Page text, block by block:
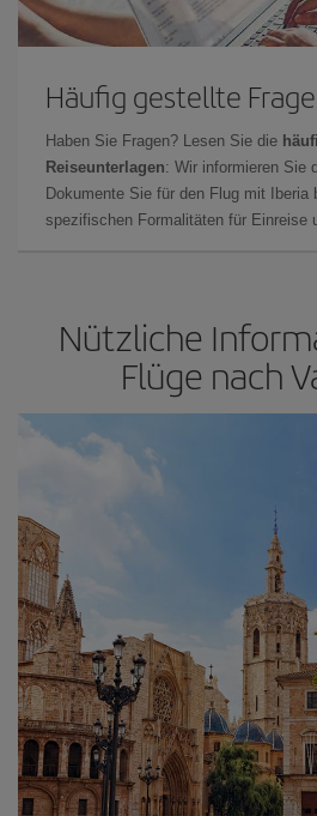
Häufig gestellte
Haben Sie Fragen? Lesen Sie die
Reiseunterlagen: Wir informieren Sie
Dokumente Sie für den Flug mit Iberia
spezifischen Formalitäten für Einreise
Nützliche
Flüge nach